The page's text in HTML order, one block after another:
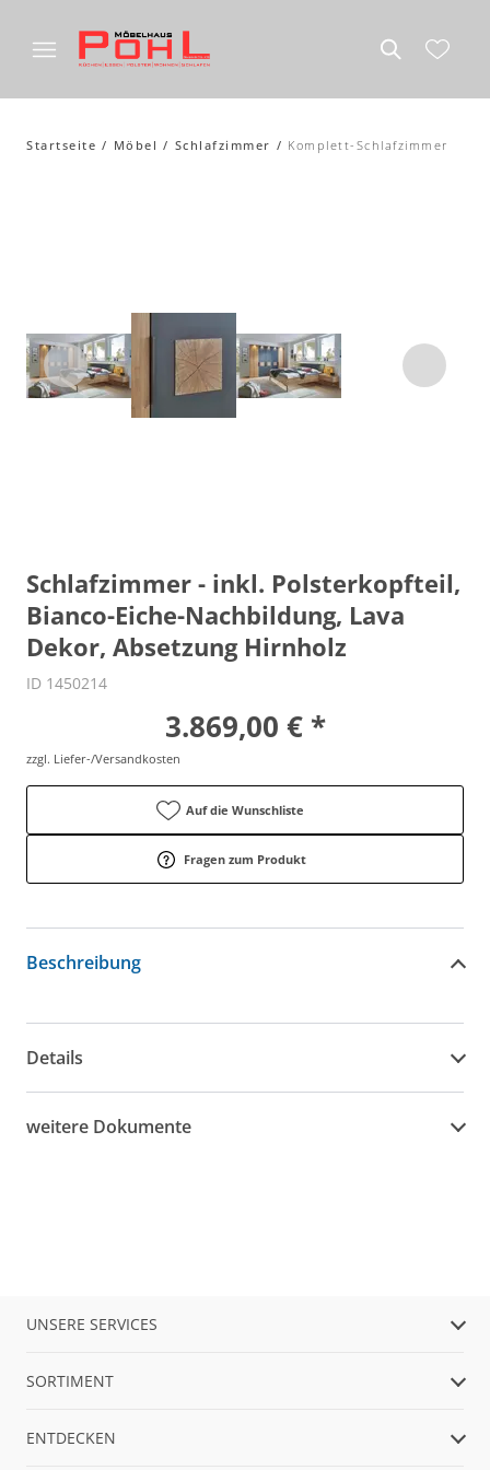
Startseite Möbel Schlafzimmer Komplett-Schlafzimmer
Schlafzimmer - inkl. Polsterkopfteil,
Bianco-Eiche-Nachbildung, Lava
Dekor, Absetzung Hirnholz
ID 1450214
3.869,00 € *
zzgl. Liefer-/Versandkosten
Auf die Wunschliste
Fragen zum Produkt
Beschreibung
Details
weitere Dokumente
UNSERE SERVICES
SORTIMENT
ENTDECKEN